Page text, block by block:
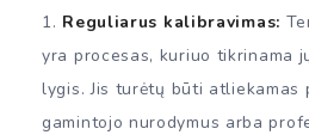
Reguliarus kalibravimas:
yra procesas, kuriuo tikrinama
lygis. Jis turėtų būti atliekamas
gamintojo nurodymus arba